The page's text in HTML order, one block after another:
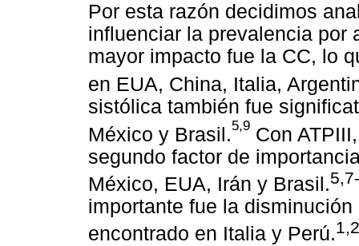
Por esta razón decidimos
influenciar la prevalencia por
mayor impacto fue la CC, lo
en EUA, China, Italia,
sistólica también fue
México y Brasil.5,9 Con
segundo factor de
México, EUA, Irán y Brasil.
importante fue la
encontrado en Italia y Perú.